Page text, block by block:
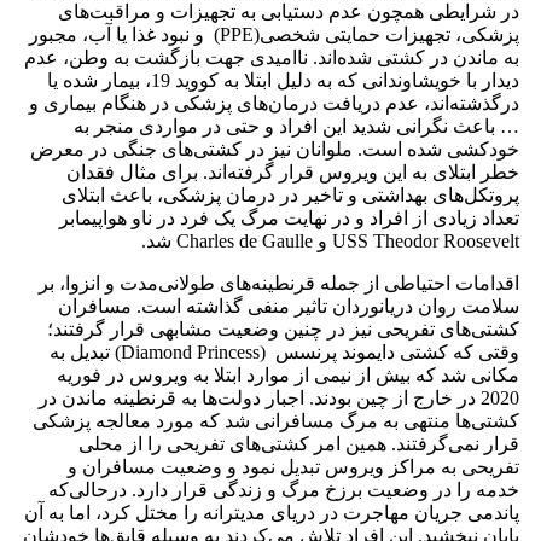
در شرایطی همچون عدم دستیابی به تجهیزات و مراقبت‌های
پزشکی، تجهیزات حمایتی شخصی(PPE) و نبود غذا یا آب، مجبور
به ماندن در کشتی شده‌اند. ناامیدی جهت بازگشت به وطن، عدم
دیدار با خویشاوندانی که به دلیل ابتلا به کووید 19، بیمار شده یا
درگذشته‌اند، عدم دریافت درمان‌های پزشکی در هنگام بیماری و
… باعث نگرانی شدید این افراد و حتی در مواردی منجر به
خودکشی شده است. ملوانان نیز در کشتی‌های جنگی در معرض
خطر ابتلای به این ویروس قرار گرفته‌اند. برای مثال فقدان
پروتکل‌های بهداشتی و تاخیر در درمان پزشکی، باعث ابتلای
تعداد زیادی از افراد و در نهایت مرگ یک فرد در ناو هواپیمابر
USS Theodor Roosevelt و Charles de Gaulle شد.
اقدامات احتیاطی از جمله قرنطینه‌های طولانی‌مدت و انزوا، بر
سلامت روان دریانوردان تاثیر منفی گذاشته است. مسافران
کشتی‌های تفریحی نیز در چنین وضعیت مشابهی قرار گرفتند؛
وقتی که کشتی دایموند پرنسس (Diamond Princess) تبدیل به
مکانی شد که بیش از نیمی از موارد ابتلا به ویروس در فوریه
2020 در خارج از چین بودند. اجبار دولت‌ها به قرنطینه ماندن در
کشتی‌ها منتهی به مرگ مسافرانی شد که مورد معالجه پزشکی
قرار نمی‌گرفتند. همین امر کشتی‌های تفریحی را از محلی
تفریحی به مراکز ویروس تبدیل نمود و وضعیت مسافران و
خدمه را در وضعیت برزخ مرگ و زندگی قرار دارد. درحالی‌که
پاندمی جریان مهاجرت در دریای مدیترانه را مختل کرد، اما به آن
پایان نبخشید. این افراد تلاش می‌کردند به وسیله قایق‌ها خودشان